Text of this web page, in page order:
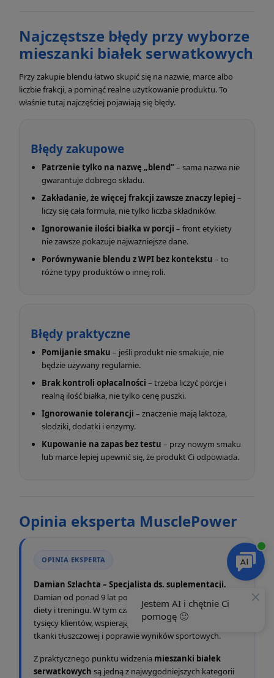
Najczęstsze błędy przy wyborze
mieszanki białek serwatkowych
Przy zakupie blendu łatwo skupić się na nazwie, marce albo
liczbie frakcji, a pominąć realne użytkowanie produktu. To
właśnie tutaj najczęściej pojawiają się błędy.
Błędy zakupowe
Patrzenie tylko na nazwę „blend”– sama nazwa nie
gwarantuje dobrego składu.
Zakładanie, że więcej frakcji zawsze znaczy lepiej –
liczy się cała formuła, nie tylko liczba składników.
Ignorowanie ilości białka w porcji – front etykiety
nie zawsze pokazuje najważniejsze dane.
Porównywanie blendu z WPI bez kontekstu – to
różne typy produktów o innej roli.
Błędy praktyczne
Pomijanie smaku – jeśli produkt nie smakuje, nie
będzie używany regularnie.
Brak kontroli opłacalności – trzeba liczyć porcje i
realną ilość białka, nie tylko cenę puszki.
Ignorowanie tolerancji – znaczenie mają laktoza,
słodziki, dodatki i enzymy.
Kupowanie na zapas bez testu – przy nowym smaku
lub marce lepiej upewnić się, że produkt Ci odpowiada.
Opinia eksperta MusclePower
OPINIA EKSPERTA
Damian Szlachta – Specjalista ds. suplementacji.
Damian od ponad 9 lat pomaga w doborze suplementów,
diety i treningu. W tym czasie pracował z dziesiątkami
tysięcy klientów, wspierając ich w budowie formy, redukcji
tkanki tłuszczowej i poprawie wyników sportowych.
Z praktycznego punktu widzenia mieszanki białek
serwatkowych są jedną z najwygodniejszych kategorii